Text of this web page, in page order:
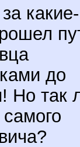
какие-
до
Но так
самого